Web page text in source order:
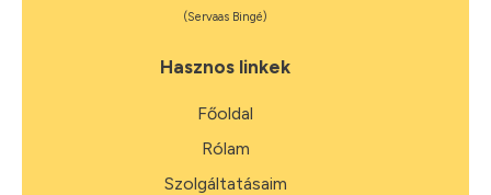
(Servaas Bingé)
Hasznos linkek
Főoldal
Rólam
Szolgáltatásaim